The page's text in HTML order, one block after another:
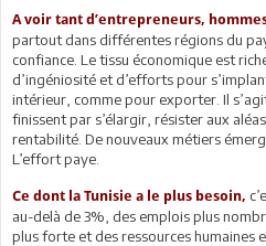
A voir tant d’entrepreneurs,
partout dans différentes régions du
confiance. Le tissu économique est
d’ingéniosité et d’efforts pour
intérieur, comme pour exporter. Il
finissent par s’élargir, résister aux
rentabilité. De nouveaux métiers
L’effort paye.
Ce dont la Tunisie a le plus besoin,
au-delà de 3%, des emplois plus
plus forte et des ressources humaines